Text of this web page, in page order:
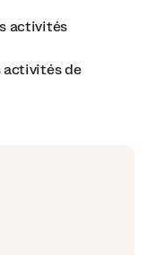
activités
activités de